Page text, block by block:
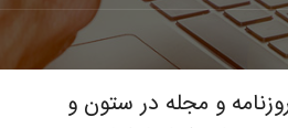
و مجله در ستون و